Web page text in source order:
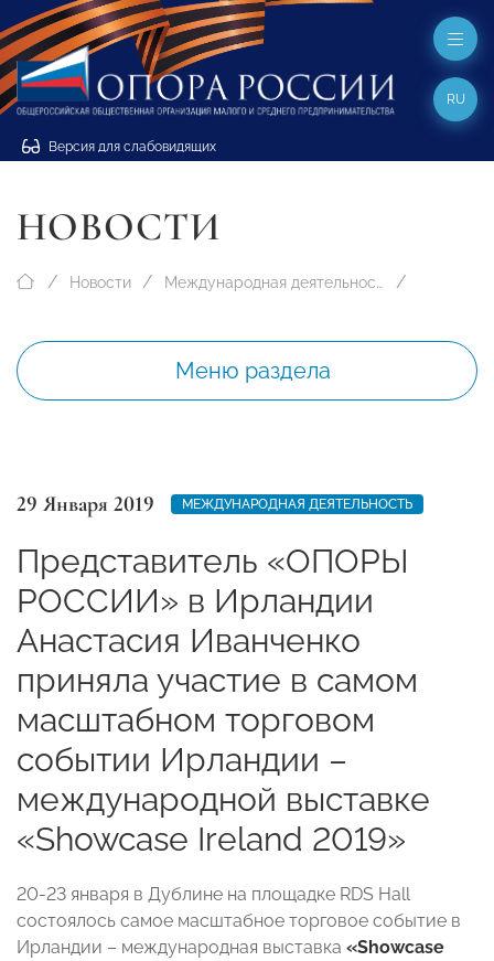
Версия для слабовидящих
RU
НОВОСТИ
Новости Международная деятельность
Меню раздела
29 Января 2019 МЕЖДУНАРОДНАЯ ДЕЯТЕЛЬНОСТЬ
Представитель «ОПОРЫ
РОССИИ» в Ирландии
Анастасия Иванченко
приняла участие в самом
масштабном торговом
событии Ирландии –
международной выставке
«Showcase Ireland 2019»
20-23 января в Дублине на площадке RDS Hall
состоялось самое масштабное торговое событие в
Ирландии – международная выставка «Showcase